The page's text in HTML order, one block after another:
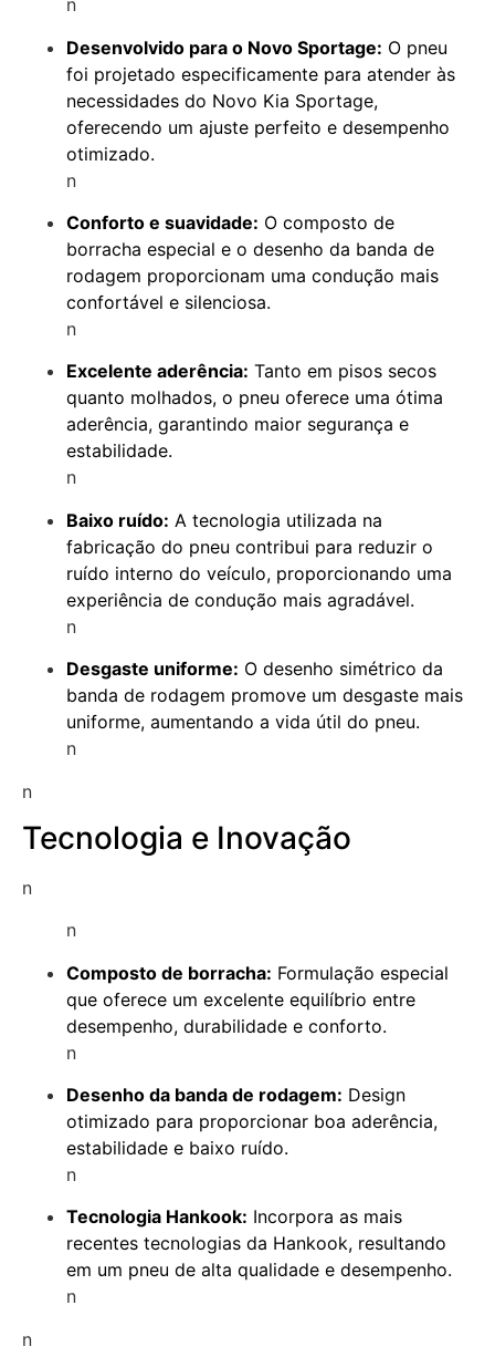
n
Desenvolvido para o Novo Sportage: O pneu
foi projetado especificamente para atender às
necessidades do Novo Kia Sportage,
oferecendo um ajuste perfeito e desempenho
otimizado.
n
Conforto e suavidade: O composto de
borracha especial e o desenho da banda de
rodagem proporcionam uma condução mais
confortável e silenciosa.
n
Excelente aderência: Tanto em pisos secos
quanto molhados, o pneu oferece uma ótima
aderência, garantindo maior segurança e
estabilidade.
n
Baixo ruído: A tecnologia utilizada na
fabricação do pneu contribui para reduzir o
ruído interno do veículo, proporcionando uma
experiência de condução mais agradável.
n
Desgaste uniforme: O desenho simétrico da
banda de rodagem promove um desgaste mais
uniforme, aumentando a vida útil do pneu.
n
n
Tecnologia e Inovação
n
n
Composto de borracha: Formulação especial
que oferece um excelente equilíbrio entre
desempenho, durabilidade e conforto.
n
Desenho da banda de rodagem: Design
otimizado para proporcionar boa aderência,
estabilidade e baixo ruído.
n
Tecnologia Hankook: Incorpora as mais
recentes tecnologias da Hankook, resultando
em um pneu de alta qualidade e desempenho.
n
n